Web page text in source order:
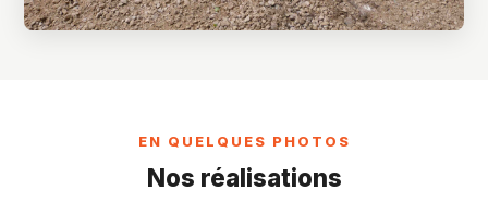
EN QUELQUES PHOTOS
Nos réalisations